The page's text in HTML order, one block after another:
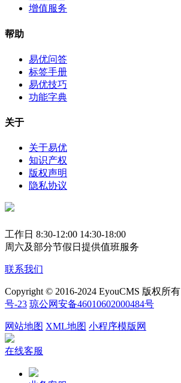
增值服务
帮助
易优问答
标签手册
易优技巧
功能字典
关于
关于易优
知识产权
版权声明
隐私协议
工作日 8:30-12:00 14:30-18:00
周六及部分节假日提供值班服务
联系我们
Copyright © 2016-2024 EyouCMS 版权所有
号-23 琼公网安备46010602000484号
网站地图 XML地图 小程序模版网
在线客服